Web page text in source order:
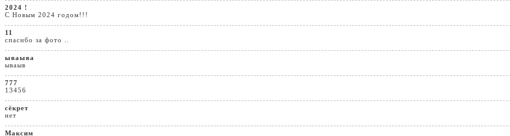
2024 !
С Новым 2024 годом!!!
11
спасибо за фото ..
ываыва
ываыв
777
13456
сёкрет
нет
Максим